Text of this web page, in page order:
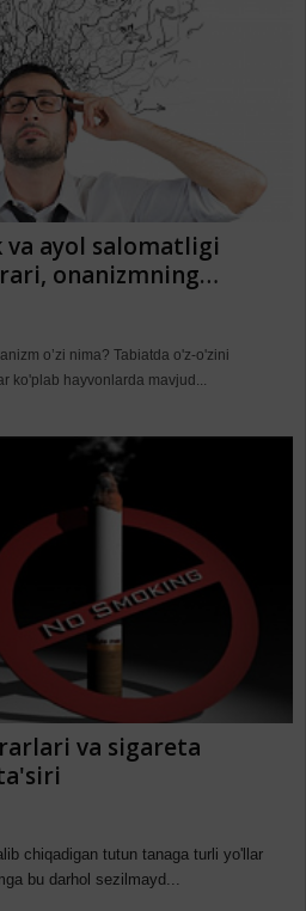
ayol salomatligi
onanizmning
o’zi nima? Tabiatda o'z-o'zini
ko'plab hayvonlarda mavjud...
va sigareta
chiqadigan tutun tanaga turli yo'llar
bu darhol sezilmayd...